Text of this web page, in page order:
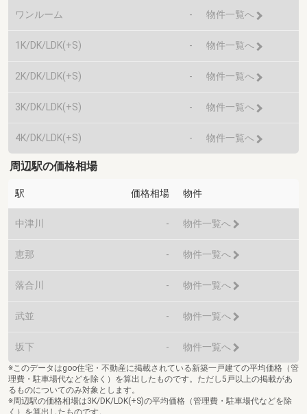
ワンルーム - 物件一覧へ
1K/DK/LDK(+S) - 物件一覧へ
2K/DK/LDK(+S) - 物件一覧へ
3K/DK/LDK(+S) - 物件一覧へ
4K/DK/LDK(+S) - 物件一覧へ
周辺駅の価格相場
駅 価格相場 物件
中津川 - 物件一覧へ
恵那 - 物件一覧へ
落合川 - 物件一覧へ
武並 - 物件一覧へ
坂下 - 物件一覧へ
※このデータはgoo住宅・不動産に掲載されている新築一戸建ての平均価格（管
理費・駐車場代などを除く）を算出したものです。ただし5戸以上の掲載があ
るものについてのみ対象とします。
※周辺駅の価格相場は3K/DK/LDK(+S)の平均価格（管理費・駐車場代などを除
く）を算出したものです。